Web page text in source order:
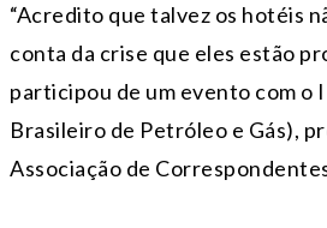
“Acredito que talvez os hotéis
conta da crise que eles estão
participou de um evento com o
Brasileiro de Petróleo e Gás),
Associação de